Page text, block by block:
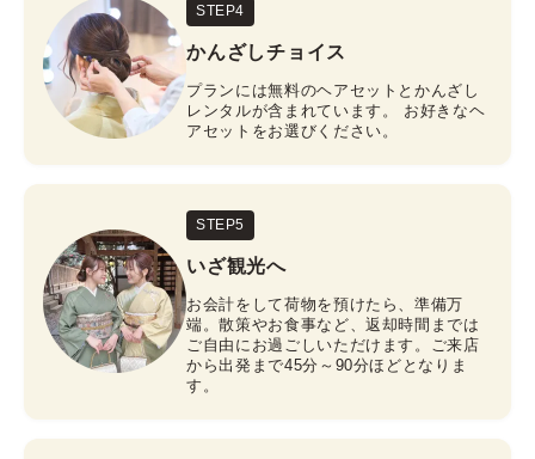
STEP4
かんざしチョイス
プランには無料のヘアセットとかんざし
レンタルが含まれています。 お好きなヘ
アセットをお選びください。
STEP5
いざ観光へ
お会計をして荷物を預けたら、準備万
端。散策やお食事など、返却時間までは
ご自由にお過ごしいただけます。ご来店
から出発まで45分～90分ほどとなりま
す。